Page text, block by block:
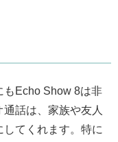
もEcho Show 8は非
話は、家族や友人
てくれます。特に